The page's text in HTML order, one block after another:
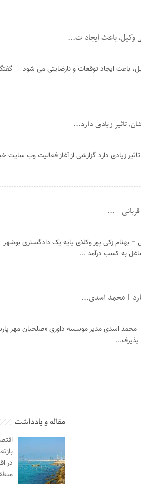
وکیل، باعث ایجاد ت...
باعث ایجاد توقعات و نارضایتی می شود
تاثیر زیادی دارد...
زیادی دارد گزارشی از آغاز فعالیت وب
–...
– بهنام زکی پور وکلای پایه یک دادگستری
به کسب درآمد ...
| محمد اسدی...
محمد اسدی مدیر موسسه داوری «صلحبان مهر
مقاله و یادداشت
در